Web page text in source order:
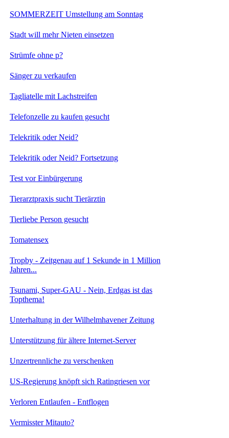
SOMMERZEIT Umstellung am Sonntag
Stadt will mehr Nieten einsetzen
Strümfe ohne p?
Sänger zu verkaufen
Tagliatelle mit Lachstreifen
Telefonzelle zu kaufen gesucht
Telekritik oder Neid?
Telekritik oder Neid? Fortsetzung
Test vor Einbürgerung
Tierarztpraxis sucht Tierärztin
Tierliebe Person gesucht
Tomatensex
Tropby - Zeitgenau auf 1 Sekunde in 1 Million
Jahren...
Tsunami, Super-GAU - Nein, Erdgas ist das
Topthema!
Unterhaltung in der Wilhelmhavener Zeitung
Unterstützung für ältere Internet-Server
Unzertrennliche zu verschenken
US-Regierung knöpft sich Ratingriesen vor
Verloren Entlaufen - Entflogen
Vermisster Mitauto?